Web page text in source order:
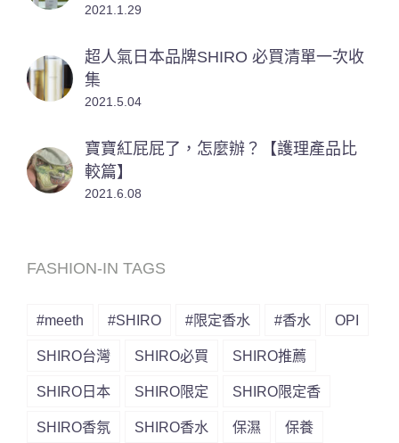
2021.1.29
超人氣日本品牌SHIRO 必買清單一次收
集
2021.5.04
寶寶紅屁屁了，怎麼辦？【護理產品比
較篇】
2021.6.08
FASHION-IN TAGS
#meeth #SHIRO #限定香水 #香水 OPI
SHIRO台灣 SHIRO必買 SHIRO推薦
SHIRO日本 SHIRO限定 SHIRO限定香
SHIRO香氛 SHIRO香水 保濕 保養